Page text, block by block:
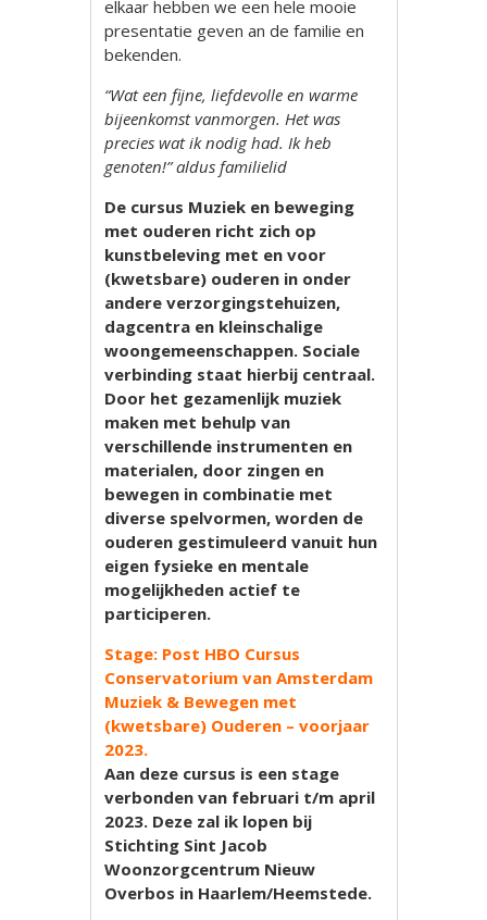
elkaar hebben we een hele mooie
presentatie geven an de familie en
bekenden.
“Wat een fijne, liefdevolle en warme
bijeenkomst vanmorgen. Het was
precies wat ik nodig had. Ik heb
genoten!” aldus familielid
De cursus Muziek en beweging
met ouderen richt zich op
kunstbeleving met en voor
(kwetsbare) ouderen in onder
andere verzorgingstehuizen,
dagcentra en kleinschalige
woongemeenschappen. Sociale
verbinding staat hierbij centraal.
Door het gezamenlijk muziek
maken met behulp van
verschillende instrumenten en
materialen, door zingen en
bewegen in combinatie met
diverse spelvormen, worden de
ouderen gestimuleerd vanuit hun
eigen fysieke en mentale
mogelijkheden actief te
participeren.
Stage: Post HBO Cursus
Conservatorium van Amsterdam
Muziek & Bewegen met
(kwetsbare) Ouderen – voorjaar
2023.
Aan deze cursus is een stage
verbonden van februari t/m april
2023. Deze zal ik lopen bij
Stichting Sint Jacob
Woonzorgcentrum Nieuw
Overbos in Haarlem/Heemstede.